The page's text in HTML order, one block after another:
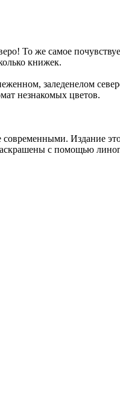
То же самое
книжек.
заледенелом
незнакомых цветов.
Издание
с помощью